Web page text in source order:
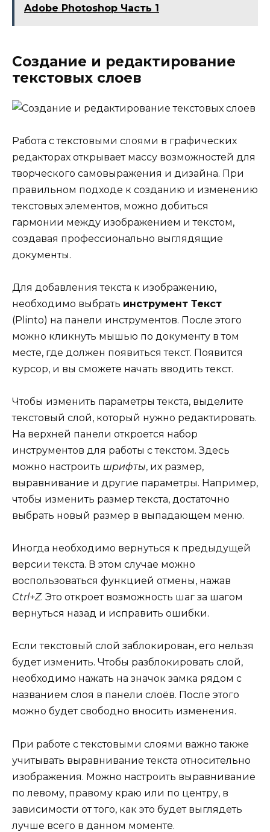
Adobe Photoshop Часть 1
Создание и редактирование
текстовых слоев
Работа с текстовыми слоями в графических
редакторах открывает массу возможностей для
творческого самовыражения и дизайна. При
правильном подходе к созданию и изменению
текстовых элементов, можно добиться
гармонии между изображением и текстом,
создавая профессионально выглядящие
документы.
Для добавления текста к изображению,
необходимо выбрать инструмент Текст
(Plinto) на панели инструментов. После этого
можно кликнуть мышью по документу в том
месте, где должен появиться текст. Появится
курсор, и вы сможете начать вводить текст.
Чтобы изменить параметры текста, выделите
текстовый слой, который нужно редактировать.
На верхней панели откроется набор
инструментов для работы с текстом. Здесь
можно настроить шрифты, их размер,
выравнивание и другие параметры. Например,
чтобы изменить размер текста, достаточно
выбрать новый размер в выпадающем меню.
Иногда необходимо вернуться к предыдущей
версии текста. В этом случае можно
воспользоваться функцией отмены, нажав
Ctrl+Z. Это откроет возможность шаг за шагом
вернуться назад и исправить ошибки.
Если текстовый слой заблокирован, его нельзя
будет изменить. Чтобы разблокировать слой,
необходимо нажать на значок замка рядом с
названием слоя в панели слоёв. После этого
можно будет свободно вносить изменения.
При работе с текстовыми слоями важно также
учитывать выравнивание текста относительно
изображения. Можно настроить выравнивание
по левому, правому краю или по центру, в
зависимости от того, как это будет выглядеть
лучше всего в данном моменте.